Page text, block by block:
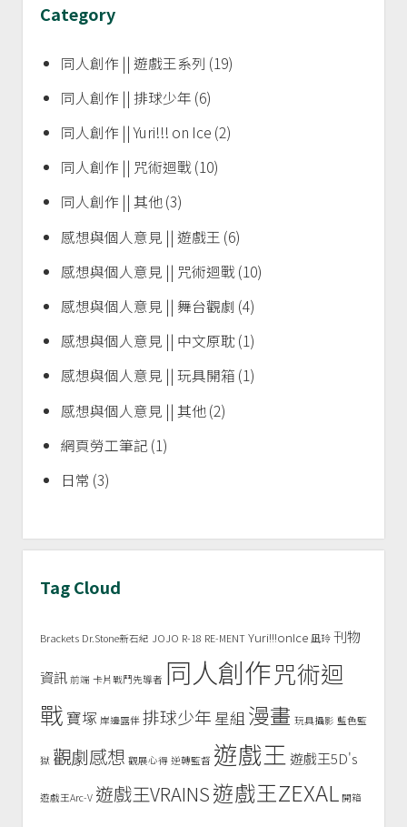
Category
同人創作 || 遊戲王系列 (19)
同人創作 || 排球少年 (6)
同人創作 || Yuri!!! on Ice (2)
同人創作 || 咒術迴戰(10)
同人創作 || 其他(3)
感想與個人意見 || 遊戲王 (6)
感想與個人意見 || 咒術迴戰(10)
感想與個人意見 || 舞台觀劇 (4)
感想與個人意見 || 中文原耽 (1)
感想與個人意見 || 玩具開箱 (1)
感想與個人意見 || 其他(2)
網頁勞工筆記(1)
日常 (3)
Tag Cloud
Brackets Dr.Stone新石紀 JOJO R-18 RE-MENT Yuri!!!onIce 凪玲 刊物
資訊 前端 卡片戰鬥先導者 同人創作咒術迴
戰 寶塚 岸邊露伴 排球少年 星組 漫畫 玩具攝影 藍色監
獄 觀劇感想 觀展心得 逆轉監督 遊戲王遊戲王5D's
遊戲王Arc-V 遊戲王VRAINS遊戲王ZEXAL 開箱